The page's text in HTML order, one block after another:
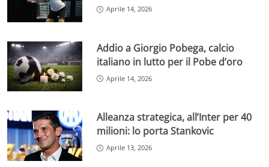
Aprile 14, 2026
Addio a Giorgio Pobega, calcio
italiano in lutto per il Pobe d’oro
Aprile 14, 2026
Alleanza strategica, all’Inter per 40
milioni: lo porta Stankovic
Aprile 13, 2026